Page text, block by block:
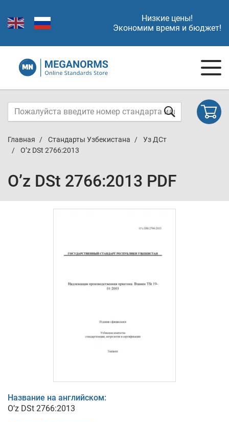
Низкие цены!
Экономим время и бюджет!
Главная Стандарты Узбекистана
Уз ДСт
O’z DSt 2766:2013
O’z DSt 2766:2013 PDF
Название на английском:
O’z DSt 2766:2013